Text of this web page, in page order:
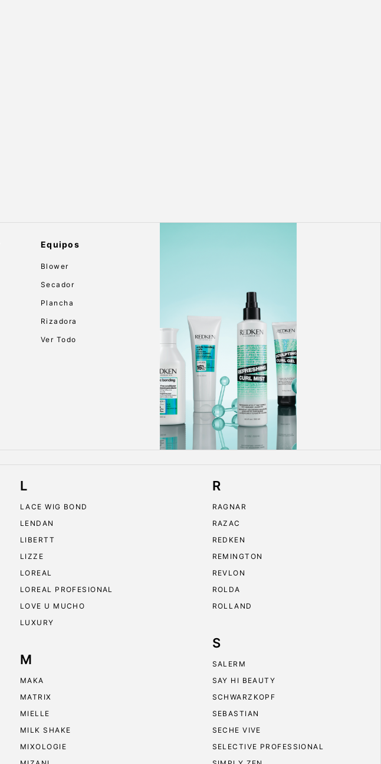
Equipos
Blower
Secador
Plancha
Rizadora
Ver Todo
L
LACE WIG BOND
LENDAN
LIBERTT
LIZZE
LOREAL
LOREAL PROFESIONAL
LOVE U MUCHO
LUXURY
M
MAKA
MATRIX
MIELLE
MILK SHAKE
MIXOLOGIE
R
RAGNAR
RAZAC
REDKEN
REMINGTON
REVLON
ROLDA
ROLLAND
S
SALERM
SAY HI BEAUTY
SCHWARZKOPF
SEBASTIAN
SECHE VIVE
SELECTIVE PROFESSIONAL